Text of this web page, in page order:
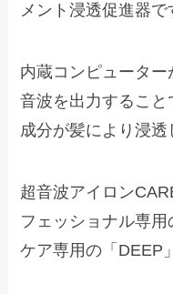
メント浸透促進器で
内蔵コンピュータ
音波を出力するこ
成分が髪により浸透
超音波アイロン
フェッショナル専
ケア専用の「DEEP